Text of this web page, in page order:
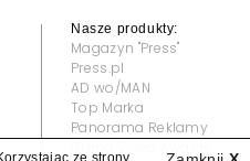
Nasze produkty:
Magazyn "Press"
Press.pl
AD wo/MAN
Top Marka
Panorama Reklamy
ze strony